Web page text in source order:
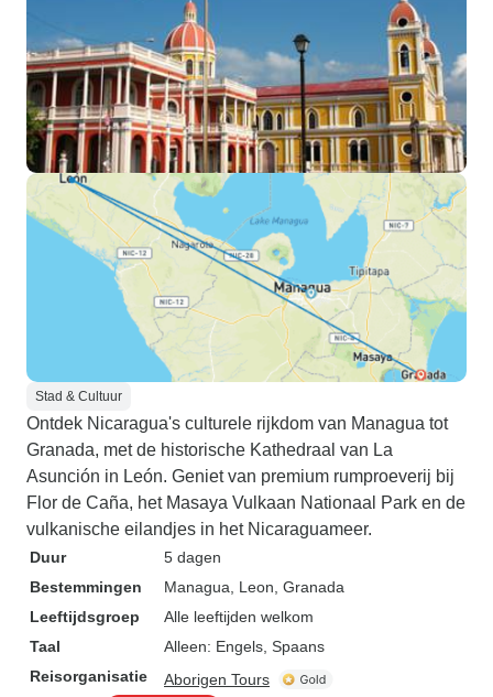
Stad & Cultuur
Ontdek Nicaragua's culturele rijkdom van Managua tot
Granada, met de historische Kathedraal van La
Asunción in León. Geniet van premium rumproeverij bij
Flor de Caña, het Masaya Vulkaan Nationaal Park en de
vulkanische eilandjes in het Nicaraguameer.
Duur
5 dagen
Bestemmingen
Managua , Leon , Granada
Leeftijdsgroep
Alle leeftijden welkom
Taal
Alleen: Engels, Spaans
Reisorganisatie
Aborigen Tours